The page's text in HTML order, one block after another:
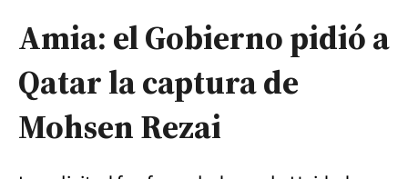
Amia: el Gobierno pidió a
Qatar la captura de
Mohsen Rezai